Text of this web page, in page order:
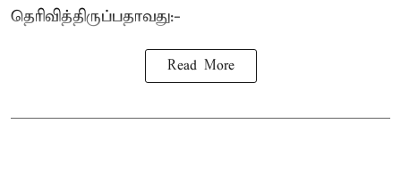
தெரிவித்திருப்பதாவது:-
Read More